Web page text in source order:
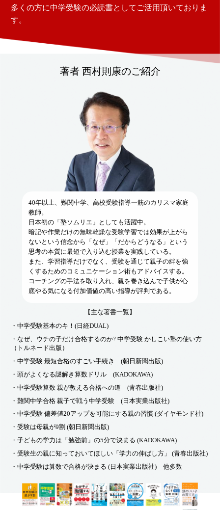
多くの方に中学受験の必読書としてご活用頂いておりま
す。
著者 西村則康のご紹介
40年以上、難関中学、高校受験指導一筋のカリスマ家庭
教師。
日本初の「塾ソムリエ」としても活躍中。
暗記や作業だけの無味乾燥な受験学習では効果が上がら
ないという信念から「なぜ」「だからどうなる」という
思考の本質に最短で入り込む授業を実践している。
また、学習指導だけでなく、受験を通じて親子の絆を強
くするためのコミュニケーション術もアドバイスする。
コーチングの手法を取り入れ、親を巻き込んで子供が心
底やる気になる付加価値の高い指導が評判である。
【主な著書一覧】
・中学受験基本のキ！(日経DUAL)
・なぜ、ウチの子だけ合格するのか? 中学受験 かしこい塾の使い方
（トルネード出版）
・中学受験 最短合格のすごい手続き (朝日新聞出版)
・頭がよくなる謎解き算数ドリル (KADOKAWA)
・中学受験算数 親が教える合格への道 (青春出版社)
・難関中学合格 親子で戦う中学受験 (日本実業出版社)
・中学受験 偏差値20アップを可能にする親の習慣 (ダイヤモンド社)
・受験は母親が9割 (朝日新聞出版)
・子どもの学力は「勉強前」の5分で決まる (KADOKAWA)
・受験生の親に知っておいてほしい「学力の伸ばし方」 (青春出版社)
・中学受験は算数で合格が決まる (日本実業出版社) 他多数